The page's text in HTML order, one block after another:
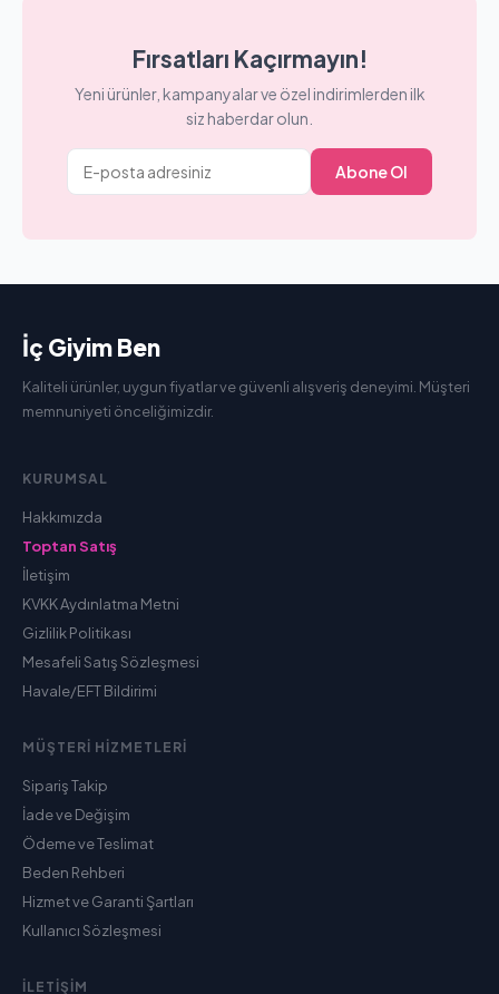
Fırsatları Kaçırmayın!
Yeni ürünler, kampanyalar ve özel indirimlerden ilk
siz haberdar olun.
Abone Ol
İç Giyim Ben
Kaliteli ürünler, uygun fiyatlar ve güvenli alışveriş deneyimi. Müşteri
memnuniyeti önceliğimizdir.
KURUMSAL
Hakkımızda
Toptan Satış
İletişim
KVKK Aydınlatma Metni
Gizlilik Politikası
Mesafeli Satış Sözleşmesi
Havale/EFT Bildirimi
MÜŞTERI HIZMETLERI
Sipariş Takip
İade ve Değişim
Ödeme ve Teslimat
Beden Rehberi
Hizmet ve Garanti Şartları
Kullanıcı Sözleşmesi
İLETIŞIM